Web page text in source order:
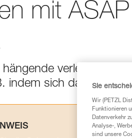
mit
verletzte
indem sich das
Sie
Wir (PETZL
Funktionieren
Datenverkehr
Analyse-,
sind unsere